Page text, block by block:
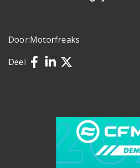
Door:Motorfreaks
Deel